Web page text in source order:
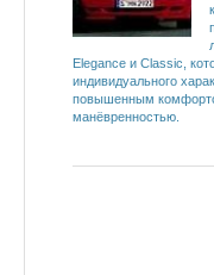
Elegance и Classic,
индивидуального
повышенным
манёвренностью.